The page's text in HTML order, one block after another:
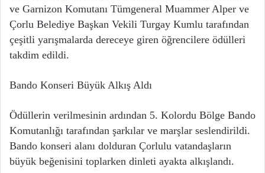
ve Garnizon Komutanı Tümgeneral Muammer Alper ve
Çorlu Belediye Başkan Vekili Turgay Kumlu tarafından
çeşitli yarışmalarda dereceye giren öğrencilere ödülleri
takdim edildi.
Bando Konseri Büyük Alkış Aldı
Ödüllerin verilmesinin ardından 5. Kolordu Bölge Bando
Komutanlığı tarafından şarkılar ve marşlar seslendirildi.
Bando konseri alanı dolduran Çorlulu vatandaşların
büyük beğenisini toplarken dinleti ayakta alkışlandı.